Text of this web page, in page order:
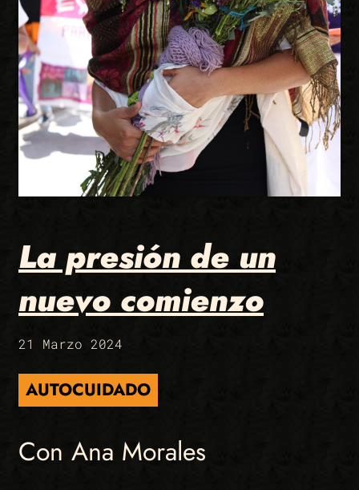
La presión de un
nuevo comienzo
21 Marzo 2024
AUTOCUIDADO
Con Ana Morales